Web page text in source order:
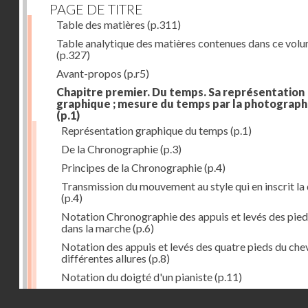
PAGE DE TITRE
Table des matières (p.311)
Table analytique des matières contenues dans ce
(p.327)
Avant-propos (p.r5)
Chapitre premier. Du temps. Sa représentation
graphique ; mesure du temps par la
(p.1)
Représentation graphique du temps (p.1)
De la Chronographie(p.3)
Principes de la Chronographie(p.4)
Transmission du mouvement au style qui en inscrit la
(p.4)
Notation Chronographie des appuis et levés des
dans la marche(p.6)
Notation des appuis et levés des quatre pieds du
différentes allures (p.8)
Notation du doigté d'un pianiste(p.11)